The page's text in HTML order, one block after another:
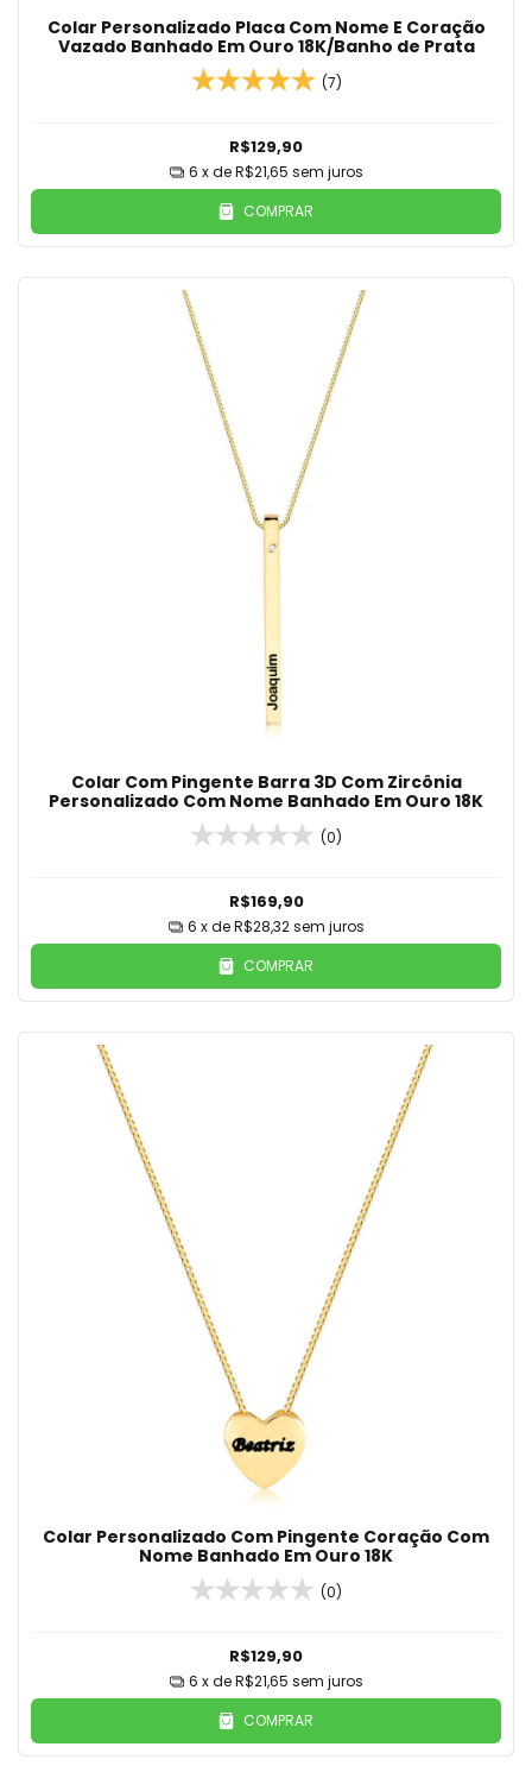
Colar Personalizado Placa Com Nome E Coração
Vazado Banhado Em Ouro 18K/Banho de Prata
(7)
R$129,90
6 x deR$21,65 sem juros
COMPRAR
Colar Com Pingente Barra 3D Com Zircônia
Personalizado Com Nome Banhado Em Ouro 18K
(0)
R$169,90
6 x deR$28,32 sem juros
COMPRAR
Colar Personalizado Com Pingente Coração Com
Nome Banhado Em Ouro 18K
(0)
R$129,90
6 x deR$21,65 sem juros
COMPRAR